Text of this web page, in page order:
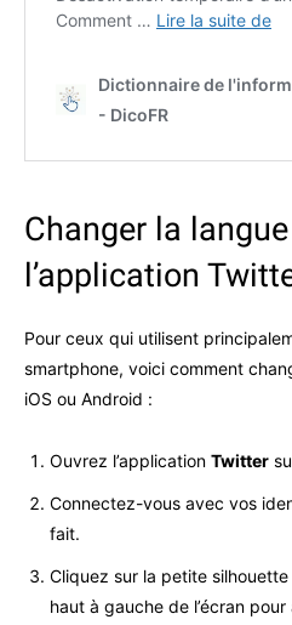
Changer la
l’application
Pour ceux qui utilisent
smartphone, voici comment
iOS ou Android :
Ouvrez l’application Twitter
Connectez-vous avec vos
fait.
Cliquez sur la petite
haut à gauche de l’écran